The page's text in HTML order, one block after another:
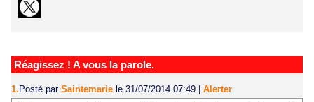
Réagissez ! A vous la parole.
1. Posté par Saintemarie le 31/07/2014 07:49
Alerter